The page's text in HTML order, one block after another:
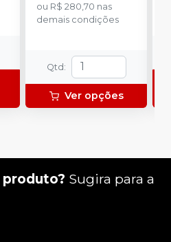
ou R$ 280,70 nas
demais condições
Qtd :
Ver opções
produto? Sugira para a